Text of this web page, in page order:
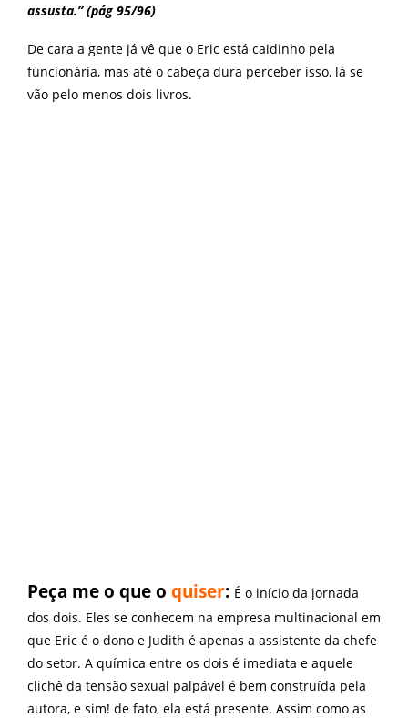
assusta.” (pág 95/96)
De cara a gente já vê que o Eric está caidinho pela
funcionária, mas até o cabeça dura perceber isso, lá se
vão pelo menos dois livros.
Peça me o que o quiser: É o início da jornada
dos dois. Eles se conhecem na empresa multinacional em
que Eric é o dono e Judith é apenas a assistente da chefe
do setor. A química entre os dois é imediata e aquele
clichê da tensão sexual palpável é bem construída pela
autora, e sim! de fato, ela está presente. Assim como as